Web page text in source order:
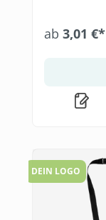
ab 3,01 €*
DEIN LOGO